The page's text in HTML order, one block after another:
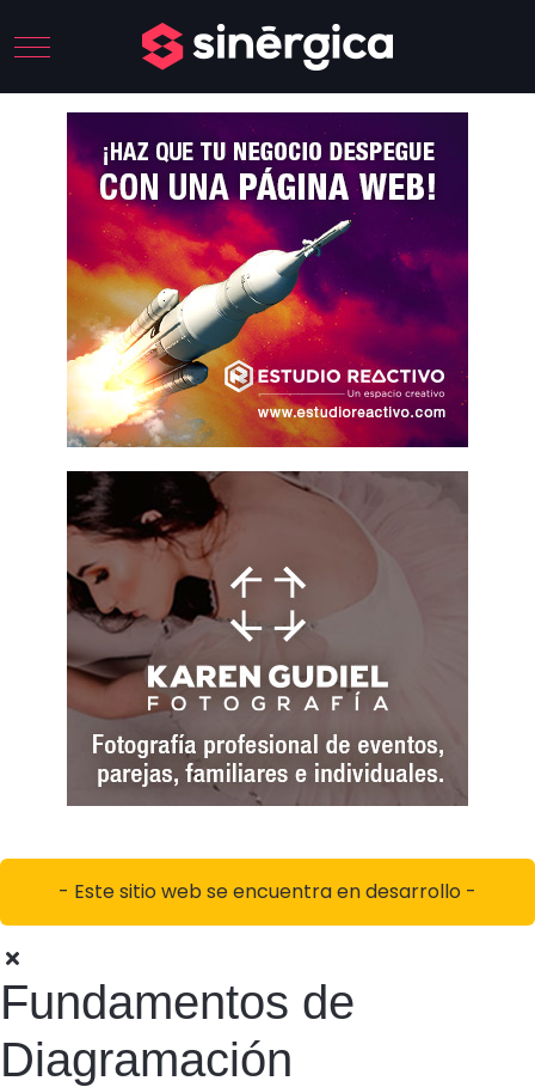
Mobile Menu Toggle
- Este sitio web se encuentra en desarrollo -
Fundamentos de
Diagramación